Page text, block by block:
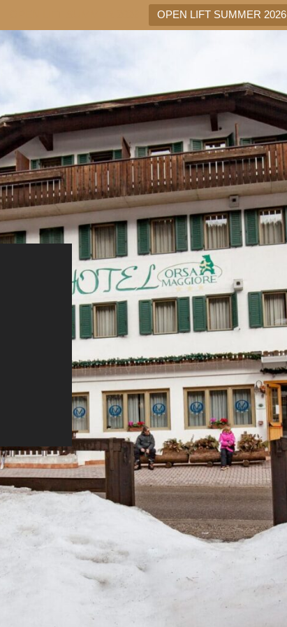
OPEN LIFT SUMMER 2026